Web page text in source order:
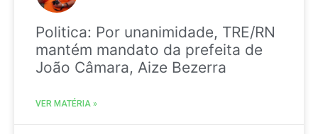
Politica: Por unanimidade, TRE/RN
mantém mandato da prefeita de
João Câmara, Aize Bezerra
VER MATÉRIA »